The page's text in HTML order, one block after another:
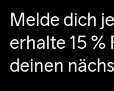
Melde dich
erhalte 15
deinen